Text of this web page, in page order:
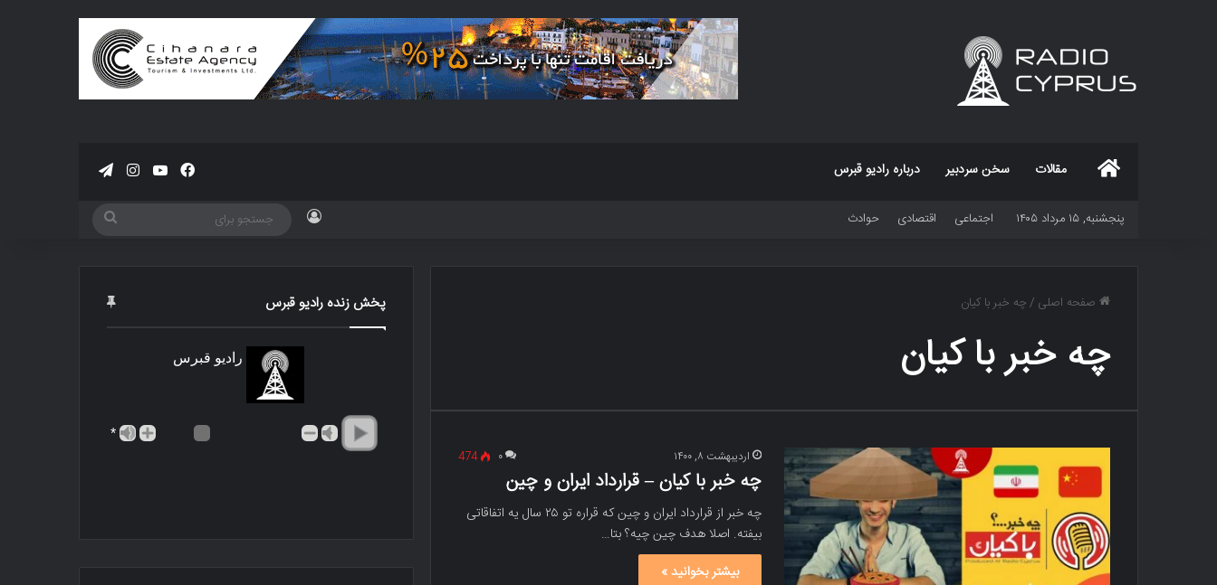
مقالات سخن سردبیر درباره رادیو قبرس فیسبوکیوتیوباینستاگرام
پنجشنبه, ۱۵ مرداد ۱۴۰۵ اجتماعی اقتصادی حوادث
صفحه اصلی /چه خبر با کیان
چه خبر با کیان
اردیبهشت ۸, ۱۴۰۰ ۰ 474
چه خبر با کیان – قرارداد ایران و چین
چه خبر از قرارداد ایران و چین که قراره تو ۲۵ سال یه اتفاقاتی
بیفته. اصلا هدف چین چیه؟ بتا…
بیشتر بخوانید »
پخش زنده رادیو قبرس
رادیو قبرس
*